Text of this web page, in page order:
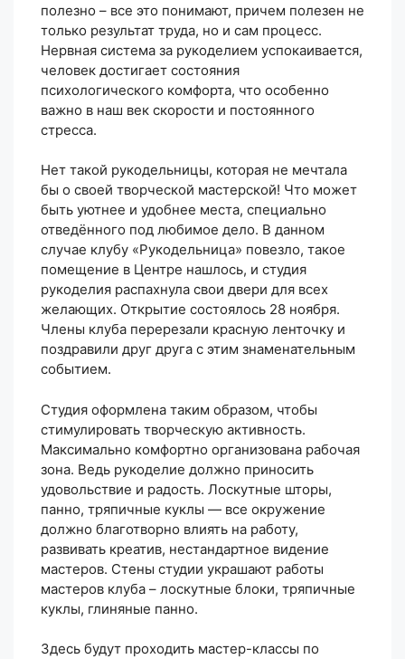
полезно – все это понимают, причем полезен не
только результат труда, но и сам процесс.
Нервная система за рукоделием успокаивается,
человек достигает состояния
психологического комфорта, что особенно
важно в наш век скорости и постоянного
стресса.
Нет такой рукодельницы, которая не мечтала
бы о своей творческой мастерской! Что может
быть уютнее и удобнее места, специально
отведённого под любимое дело. В данном
случае клубу «Рукодельница» повезло, такое
помещение в Центре нашлось, и студия
рукоделия распахнула свои двери для всех
желающих. Открытие состоялось 28 ноября.
Члены клуба перерезали красную ленточку и
поздравили друг друга с этим знаменательным
событием.
Студия оформлена таким образом, чтобы
стимулировать творческую активность.
Максимально комфортно организована рабочая
зона. Ведь рукоделие должно приносить
удовольствие и радость. Лоскутные шторы,
панно, тряпичные куклы — все окружение
должно благотворно влиять на работу,
развивать креатив, нестандартное видение
мастеров. Стены студии украшают работы
мастеров клуба – лоскутные блоки, тряпичные
куклы, глиняные панно.
Здесь будут проходить мастер-классы по